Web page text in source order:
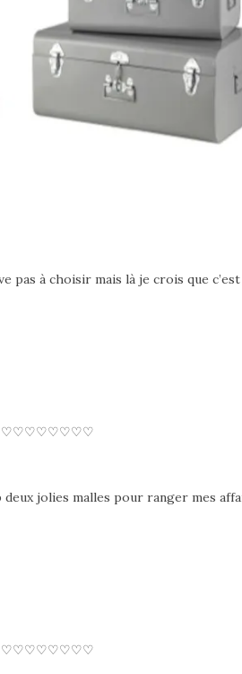
pas à choisir mais là je crois que
♡♡♡♡♡♡♡♡
jolies malles pour ranger mes
♡♡♡♡♡♡♡♡